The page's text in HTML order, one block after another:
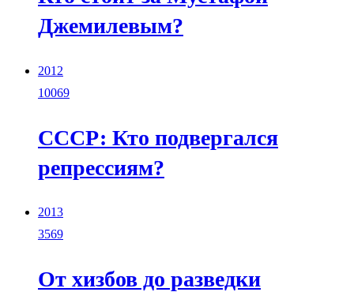
Джемилевым?
2012
10069
СССР: Кто подвергался
репрессиям?
2013
3569
От хизбов до разведки